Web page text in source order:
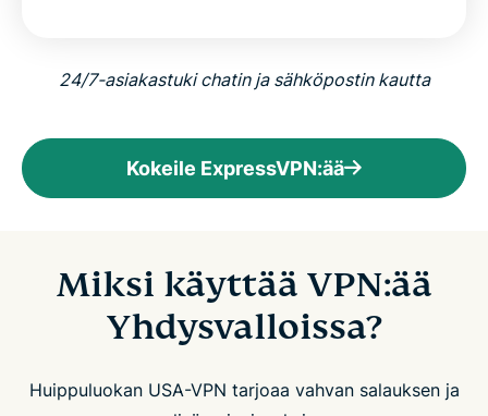
24/7-asiakastuki chatin ja sähköpostin kautta
Kokeile ExpressVPN:ää
Miksi käyttää VPN:ää
Yhdysvalloissa?
Huippuluokan USA-VPN tarjoaa vahvan salauksen ja